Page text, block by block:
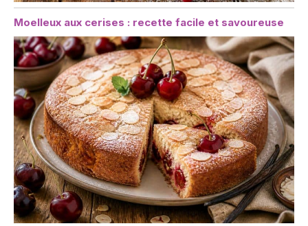
Moelleux aux cerises : recette facile et savoureuse